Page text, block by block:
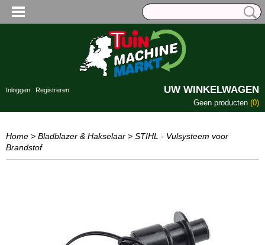
Inloggen Registreren UW WINKELWAGEN
Geen producten (0)
Home > Bladblazer & Hakselaar > STIHL - Vulsysteem voor
Brandstof